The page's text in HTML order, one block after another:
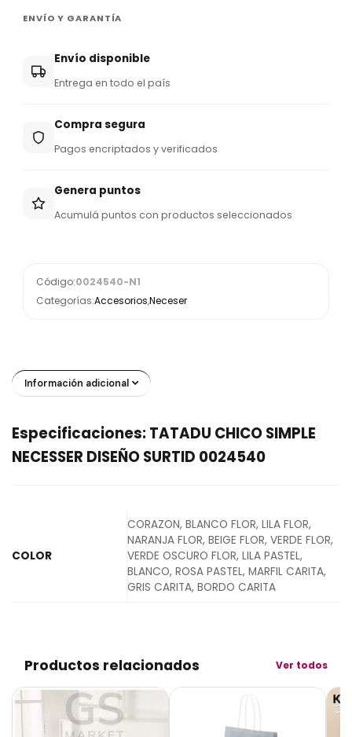
ENVÍO Y GARANTÍA
Envío disponible
Entrega en todo el país
Compra segura
Pagos encriptados y verificados
Genera puntos
Acumulá puntos con productos seleccionados
Código:0024540-N1
Categorías:Accesorios,Neceser
Información adicional
Especificaciones: TATADU CHICO SIMPLE
NECESSER DISEÑO SURTID 0024540
COLOR
CORAZON, BLANCO FLOR, LILA FLOR,
NARANJA FLOR, BEIGE FLOR, VERDE FLOR,
VERDE OSCURO FLOR, LILA PASTEL,
BLANCO, ROSA PASTEL, MARFIL CARITA,
GRIS CARITA, BORDO CARITA
Productos relacionados Ver todos